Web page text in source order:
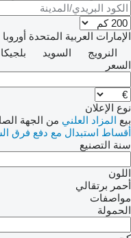
الإمارات العربية المتحدة أوروبا
النرويج
السويد
بلجيكا
السعر
نوع الإعلان
بيع المزاد العلني من الجهة
أقساط استبدال مع دفع فرق
سنة التصنيع
اللون
أحمر برتقالي
مواصفات
الحمولة